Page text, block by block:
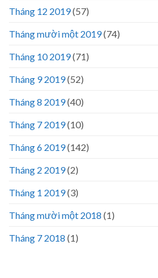
Tháng 12 2019(57)
Tháng mười một 2019(74)
Tháng 10 2019(71)
Tháng 9 2019(52)
Tháng 8 2019(40)
Tháng 7 2019(10)
Tháng 6 2019(142)
Tháng 2 2019(2)
Tháng 1 2019(3)
Tháng mười một 2018 (1)
Tháng 7 2018 (1)